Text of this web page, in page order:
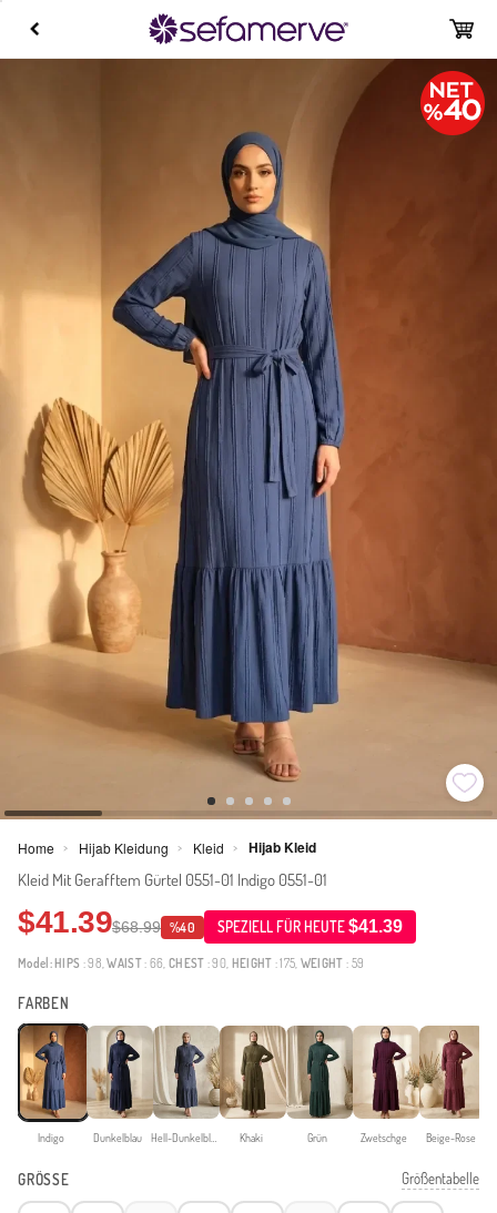
Home > Hijab Kleidung > Kleid > Hijab Kleid
Kleid Mit Gerafftem Gürtel 0551-01 Indigo 0551-01
$41.39$68.99 %40 SPEZIELL FÜR HEUTE$41.39
Model: HIPS : 98,WAIST: 66,CHEST : 90, HEIGHT : 175, WEIGHT : 59
FARBEN
Indigo Dunkelblau Khaki Grün Zwetschge Beige-Rose
GRÖSSE Größentabelle